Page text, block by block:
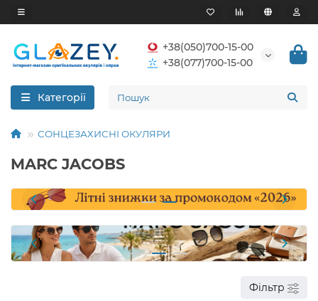
+38(050)700-15-00
+38(077)700-15-00
Категорії
СОНЦЕЗАХИСНІ ОКУЛЯРИ
MARC JACOBS
Фільтр